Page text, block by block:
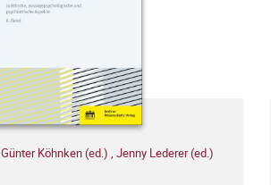
Günter Köhnken (ed.) Jenny Lederer (ed.)